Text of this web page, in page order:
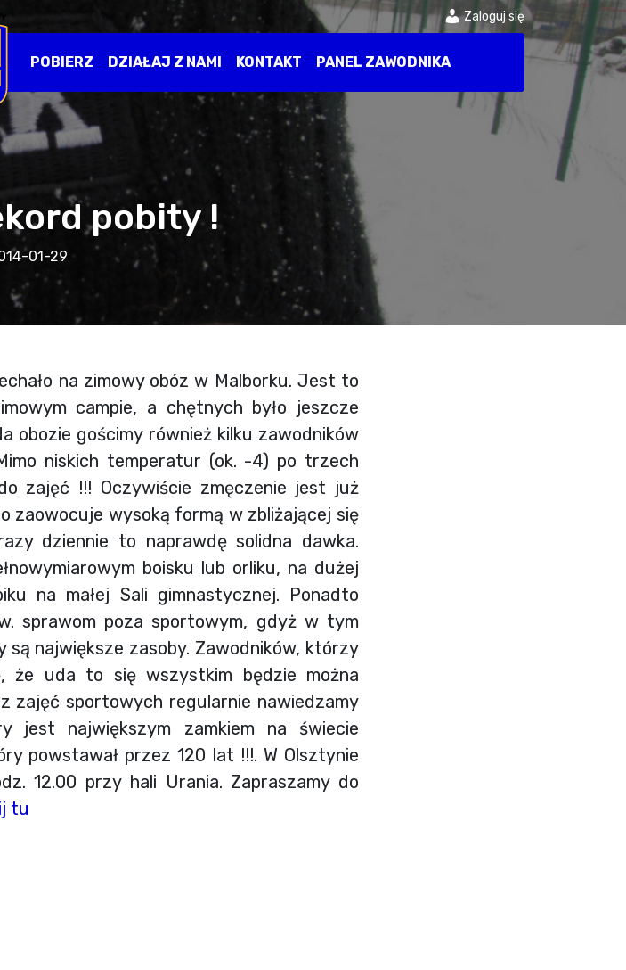
Zaloguj się
POBIERZ DZIAŁAJ Z NAMI KONTAKT PANEL ZAWODNIKA
pobity !
01-29
na zimowy obóz w Malborku. Jest to
campie, a chętnych było jeszcze
obozie gościmy również kilku zawodników
niskich temperatur (ok. -4) po trzech
zajęć !!! Oczywiście zmęczenie jest już
zaowocuje wysoką formą w zbliżającej się
dziennie to naprawdę solidna dawka.
boisku lub orliku, na dużej
na małej Sali gimnastycznej. Ponadto
sprawom poza sportowym, gdyż w tym
są największe zasoby. Zawodników, którzy
uda to się wszystkim będzie można
zajęć sportowych regularnie nawiedzamy
jest największym zamkiem na świecie
powstawał przez 120 lat !!!. W Olsztynie
12.00 przy hali Urania. Zapraszamy do
tu